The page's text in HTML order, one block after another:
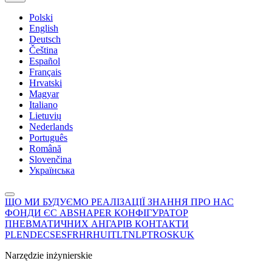
Polski
English
Deutsch
Čeština
Español
Français
Hrvatski
Magyar
Italiano
Lietuvių
Nederlands
Português
Română
Slovenčina
Українська
ЩО МИ БУДУЄМО РЕАЛІЗАЦІЇ ЗНАННЯ ПРО НАС
ФОНДИ ЄС ABSHAPER КОНФІГУРАТОР
ПНЕВМАТИЧНИХ АНГАРІВ КОНТАКТИ
PLENDECSESFRHRHUITLTNLPTROSKUK
Narzędzie inżynierskie